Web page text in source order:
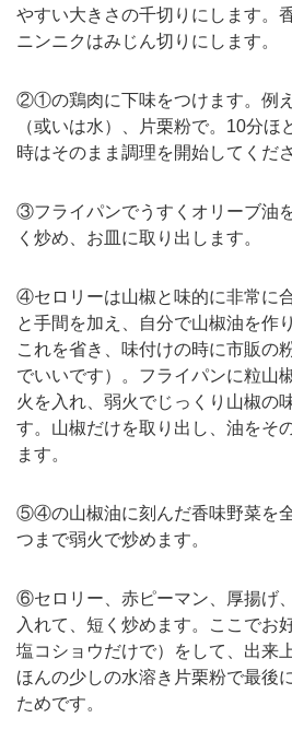
やすい大きさの千切りにします。
ニンニクはみじん切りにします。
②①の鶏肉に下味をつけます。例
（或いは水）、片栗粉で。10分ほ
時はそのまま調理を開始してくだ
③フライパンでうすくオリーブ油
く炒め、お皿に取り出します。
④セロリーは山椒と味的に非常に
と手間を加え、自分で山椒油を作
これを省き、味付けの時に市販の
でいいです）。フライパンに粒山
火を入れ、弱火でじっくり山椒の
す。山椒だけを取り出し、油をそ
ます。
⑤④の山椒油に刻んだ香味野菜を
つまで弱火で炒めます。
⑥セロリー、赤ピーマン、厚揚げ
入れて、短く炒めます。ここでお
塩コショウだけで）をして、出来
ほんの少しの水溶き片栗粉で最後
ためです。